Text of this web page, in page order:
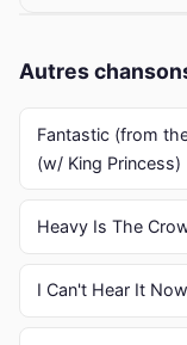
Autres
Fantastic (from
(w/ King Princess)
Heavy Is The
I Can't Hear It Now